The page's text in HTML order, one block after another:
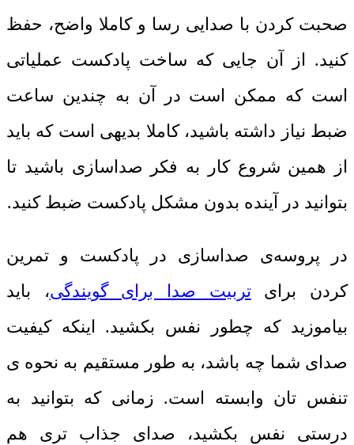
صحبت کردن با صدایی رسا و کاملا واضح، حفظ
کنید. از آن جایی که ساخت پادکست عملیاتی
است که ممکن است در آن به چندین ساعت
ضبط نیاز داشته باشید، کاملا بدیهی است که باید
از همین شروع کار به فکر صداسازی باشید تا
بتوانید در آینده بدون مشکل پادکست ضبط کنید.
در پروسه‌ی صداسازی در پادکست و تمرین
کردن برایتربیت صدا برای گویندگی، باید
بیاموزید که چطور نفس بکشید. اینکه کیفیت
صدای شما چه باشد، به طور مستقیم به نحوه ی
تنفس تان وابسته است. زمانی که بتوانید به
درستی نفس بکشید، صدای جذاب تری هم